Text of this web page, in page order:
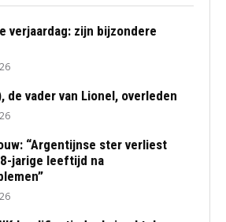
verjaardag: zijn bijzondere
de vader van Lionel, overleden
“Argentijnse ster verliest
jarige leeftijd na